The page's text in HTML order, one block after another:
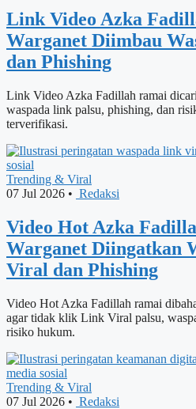
Link Video Azka
Warganet Diimbau
dan Phishing
Link Video Azka Fadillah ramai
waspada link palsu, phishing, dan
terverifikasi.
Trending & Viral
07 Jul 2026 • Redaksi
Video Hot Azka
Warganet Diingatkan
Viral dan Phishing
Video Hot Azka Fadillah ramai
agar tidak klik Link Viral palsu,
risiko hukum.
Trending & Viral
07 Jul 2026 • Redaksi